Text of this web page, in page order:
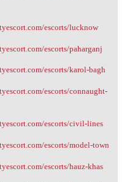
escorts/lucknow
escorts/paharganj
escorts/karol-bagh
escorts/connaught-
escorts/civil-lines
escorts/model-town
escorts/hauz-khas